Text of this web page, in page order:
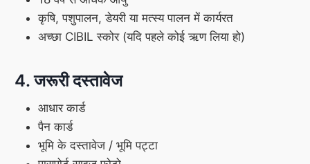
कृषि, पशुपालन, डेयरी या मत्स्य पालन में कार्यरत
अच्छा CIBIL स्कोर (यदि पहले कोई ऋण लिया हो)
4. जरूरी दस्तावेज
आधार कार्ड
पैन कार्ड
भूमि के दस्तावेज / भूमि पट्टा